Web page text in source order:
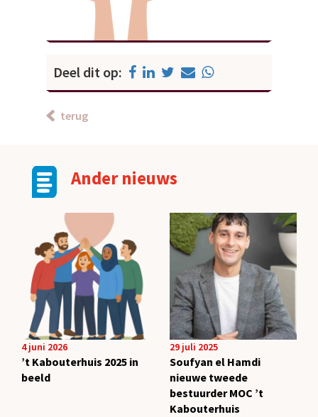
Deel dit op:
terug
Ander nieuws
4 juni 2026
’t Kabouterhuis 2025 in
beeld
29 juli 2025
Soufyan el Hamdi
nieuwe tweede
bestuurder MOC ’t
Kabouterhuis